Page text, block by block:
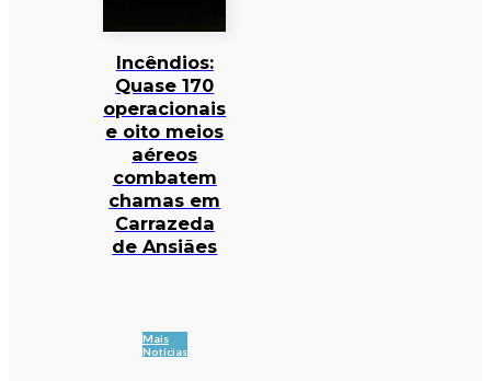
Incêndios:
Quase 170
operacionais
e oito meios
aéreos
combatem
chamas em
Carrazeda
de Ansiães
Mais
Notícias